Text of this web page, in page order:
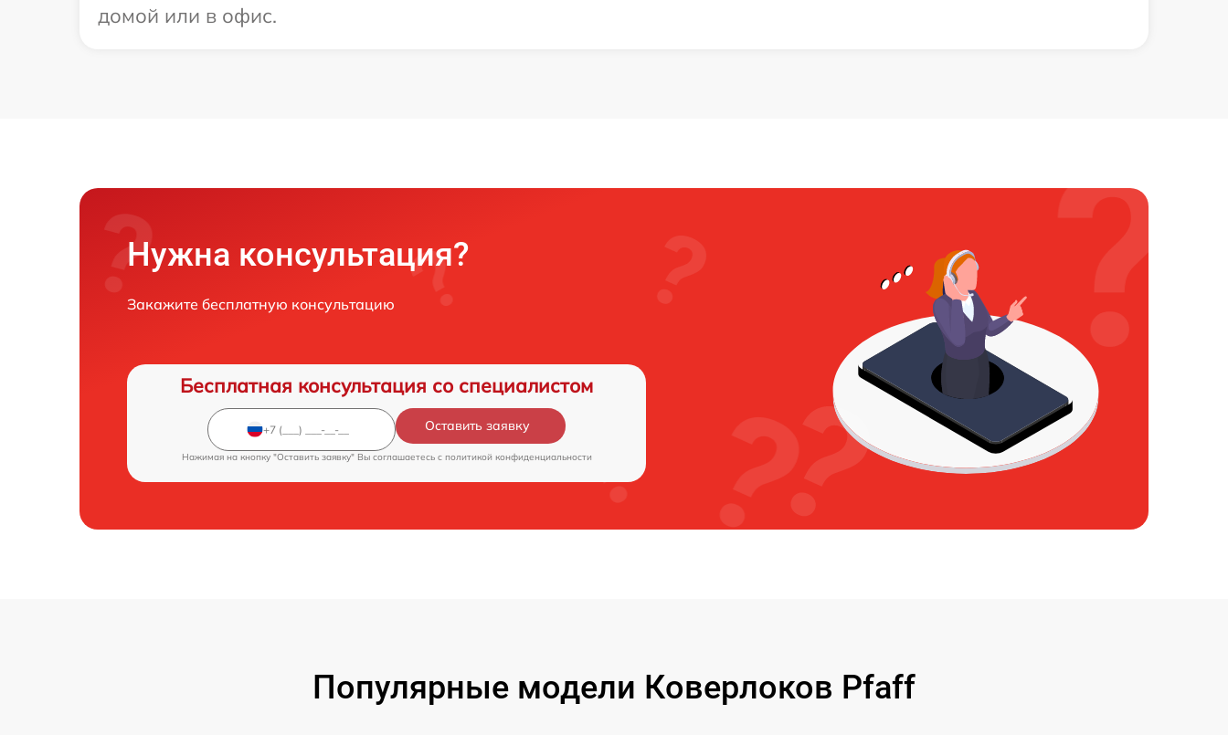
домой или в офис.
Нужна консультация?
Закажите бесплатную консультацию
Бесплатная консультация со специалистом
Оставить заявку
Нажимая на кнопку "Оставить заявку" Вы соглашаетесь c политикой конфиденциальности
Популярные модели Коверлоков Pfaff